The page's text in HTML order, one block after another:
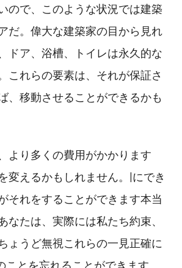
ので、このような状況では建築
だ。偉大な建築家の目から見れ
ドア、浴槽、トイレは永久的な
これらの要素は、それが保証さ
、移動させることができるかも
より多くの費用がかかります
変えるかもしれません。|にでき
それをすることができます本当
なたは、実際には私たち約束、
ょうど無視これらの一見正確に